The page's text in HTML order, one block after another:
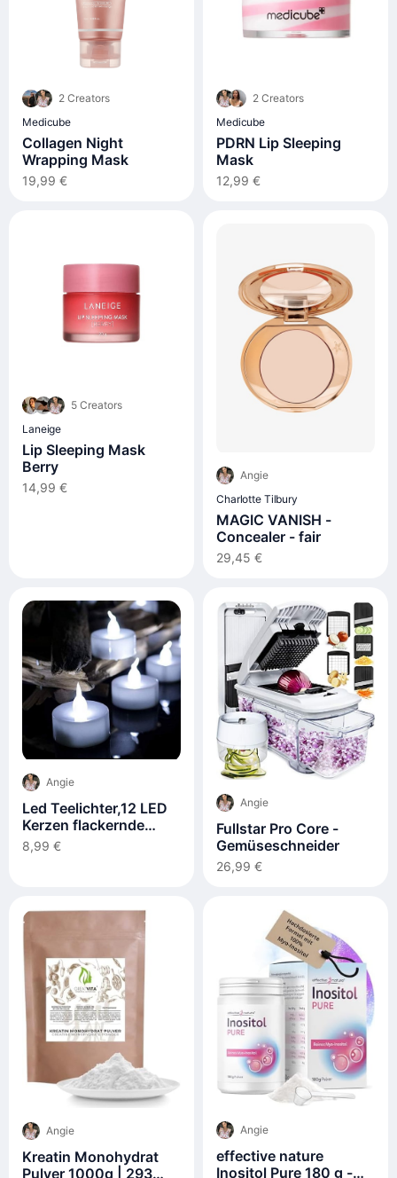
2 Creators
Medicube
Collagen Night
Wrapping Mask
19,99 €
2 Creators
Medicube
PDRN Lip Sleeping
Mask
12,99 €
5 Creators
Laneige
Lip Sleeping Mask
Berry
14,99 €
Angie
Charlotte Tilbury
MAGIC VANISH -
Concealer - fair
29,45 €
Angie
Led Teelichter,12 LED
Kerzen flackernde
Flamme
8,99 €
Angie
Fullstar Pro Core -
Gemüseschneider
26,99 €
Angie
Kreatin Monohydrat
Pulver 1000g | 293
Angie
effective nature
Inositol Pure 180 g -